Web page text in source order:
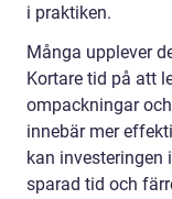
i praktiken.
Många upplever
Kortare tid på att
ompackningar
innebär mer
kan
sparad tid och